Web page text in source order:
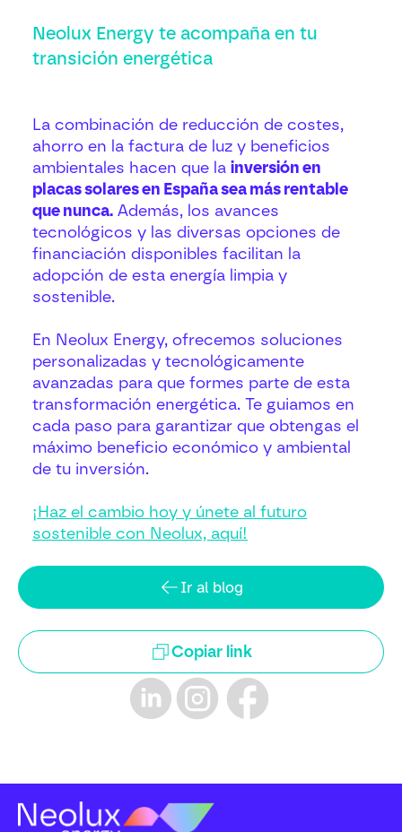
Neolux Energy te acompaña en tu
transición energética
La combinación de reducción de costes,
ahorro en la factura de luz y beneficios
ambientales hacen que la inversión en
placas solares en España sea más rentable
que nunca. Además, los avances
tecnológicos y las diversas opciones de
financiación disponibles facilitan la
adopción de esta energía limpia y
sostenible.
En Neolux Energy, ofrecemos soluciones
personalizadas y tecnológicamente
avanzadas para que formes parte de esta
transformación energética. Te guiamos en
cada paso para garantizar que obtengas el
máximo beneficio económico y ambiental
de tu inversión.
¡Haz el cambio hoy y únete al futuro
sostenible con Neolux, aquí!
Ir al blog
Copiar link